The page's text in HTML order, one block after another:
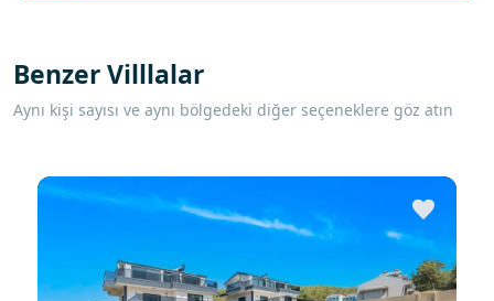
Benzer Villlalar
Aynı kişi sayısı ve aynı bölgedeki diğer seçeneklere göz atın